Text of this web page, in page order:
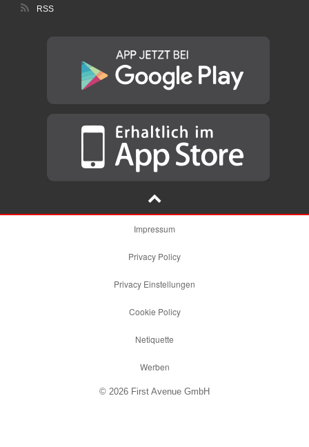
RSS
Impressum
Privacy Policy
Privacy Einstellungen
Cookie Policy
Netiquette
Werben
© 2026 First Avenue GmbH